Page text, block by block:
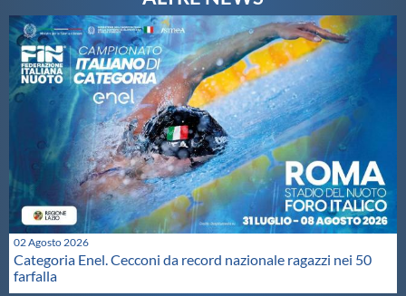
Intranet
Webmail
Contatti
Mappa del sito
02 Agosto 2026
Categoria Enel. Cecconi da record nazionale ragazzi nei 50
farfalla